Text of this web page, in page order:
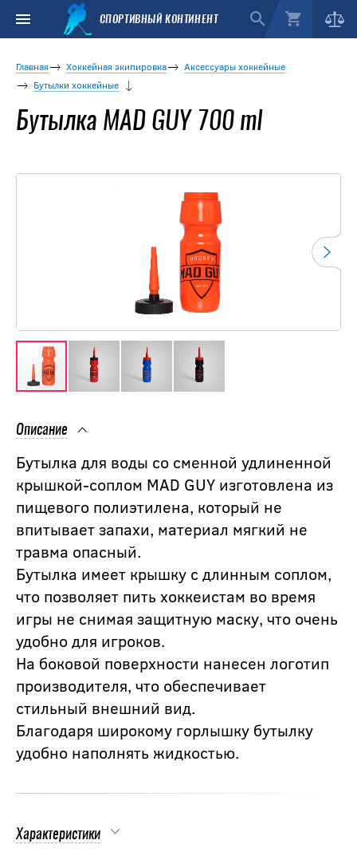
СПОРТИВНЫЙ КОНТИНЕНТ
Главная Хоккейная экипировка
Аксессуары хоккейные
Бутылки хоккейные
Бутылка MAD GUY 700 ml
Описание
Бутылка для воды со сменной удлиненной
крышкой-соплом MAD GUY изготовлена из
пищевого полиэтилена, который не
впитывает запахи, материал мягкий не
травма опасный.
Бутылка имеет крышку с длинным соплом,
что позволяет пить хоккеистам во время
игры не снимая защитную маску, что очень
удобно для игроков.
На боковой поверхности нанесен логотип
производителя, что обеспечивает
стильный внешний вид.
Благодаря широкому горлышку бутылку
удобно наполнять жидкостью.
Характеристики